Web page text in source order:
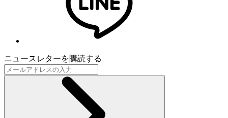
ニュースレターを購読する